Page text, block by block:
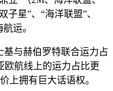
星”、“海洋联盟”、
运。
与赫伯罗特联合运力占
欧航线上的运力占比更
上拥有巨大话语权。